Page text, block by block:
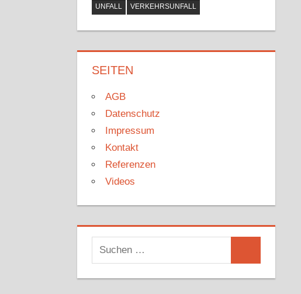
UNFALL
VERKEHRSUNFALL
SEITEN
AGB
Datenschutz
Impressum
Kontakt
Referenzen
Videos
Suchen
nach: